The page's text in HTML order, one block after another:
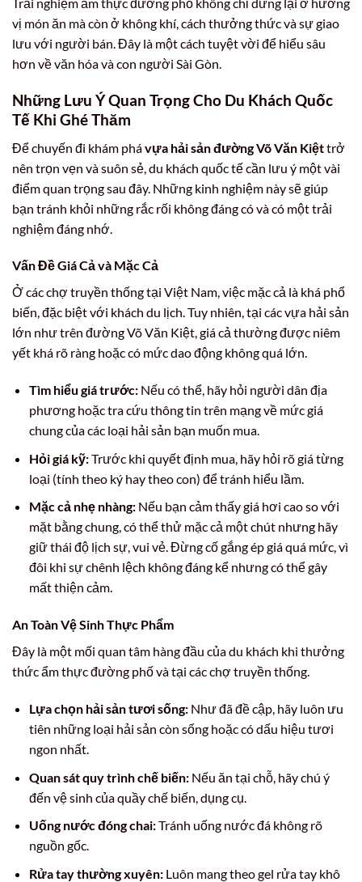
vị món ăn mà còn ở không khí, cách thưởng thức và sự giao
lưu với người bán. Đây là một cách tuyệt vời để hiểu sâu
hơn về văn hóa và con người Sài Gòn.
Những Lưu Ý Quan Trọng Cho Du Khách Quốc
Tế Khi Ghé Thăm
Để chuyến đi khám phávựa hải sản đường Võ Văn Kiệttrở
nên trọn vẹn và suôn sẻ, du khách quốc tế cần lưu ý một vài
điểm quan trọng sau đây. Những kinh nghiệm này sẽ giúp
bạn tránh khỏi những rắc rối không đáng có và có một trải
nghiệm đáng nhớ.
Vấn Đề Giá Cả và Mặc Cả
Ở các chợ truyền thống tại Việt Nam, việc mặc cả là khá phổ
biến, đặc biệt với khách du lịch. Tuy nhiên, tại các vựa hải sản
lớn như trên đường Võ Văn Kiệt, giá cả thường được niêm
yết khá rõ ràng hoặc có mức dao động không quá lớn.
Tìm hiểu giá trước:Nếu có thể, hãy hỏi người dân địa
phương hoặc tra cứu thông tin trên mạng về mức giá
chung của các loại hải sản bạn muốn mua.
Hỏi giá kỹ:Trước khi quyết định mua, hãy hỏi rõ giá từng
loại (tính theo ký hay theo con) để tránh hiểu lầm.
Mặc cả nhẹ nhàng:Nếu bạn cảm thấy giá hơi cao so với
mặt bằng chung, có thể thử mặc cả một chút nhưng hãy
giữ thái độ lịch sự, vui vẻ. Đừng cố gắng ép giá quá mức, vì
đôi khi sự chênh lệch không đáng kể nhưng có thể gây
mất thiện cảm.
An Toàn Vệ Sinh Thực Phẩm
Đây là một mối quan tâm hàng đầu của du khách khi thưởng
thức ẩm thực đường phố và tại các chợ truyền thống.
Lựa chọn hải sản tươi sống:Như đã đề cập, hãy luôn ưu
tiên những loại hải sản còn sống hoặc có dấu hiệu tươi
ngon nhất.
Quan sát quy trình chế biến:Nếu ăn tại chỗ, hãy chú ý
đến vệ sinh của quầy chế biến, dụng cụ.
Uống nước đóng chai:Tránh uống nước đá không rõ
nguồn gốc.
Rửa tay thường xuyên:Luôn mang theo gel rửa tay khô